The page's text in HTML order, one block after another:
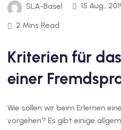
B1
B2
SLA-Basel 15 Aug.,
2 Mins Read
Kriterien für
einer
Wie sollen wir beim Erlernen
vorgehen? Es gibt einige